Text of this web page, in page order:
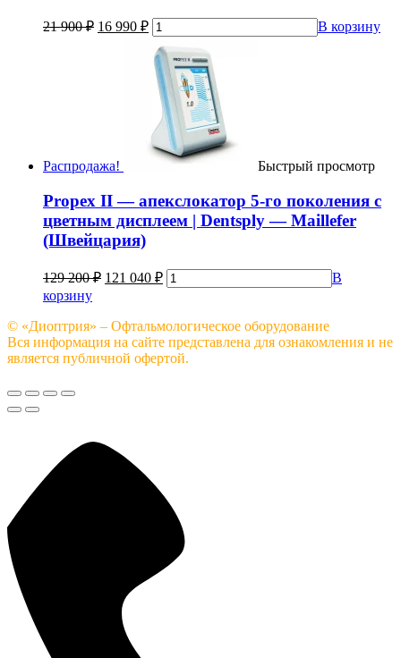
21 900₽ 16 990 ₽ В корзину
Распродажа! Быстрый просмотр
Propex II — апекслокатор 5-го поколения с
цветным дисплеем | Dentsply — Maillefer
(Швейцария)
129 200₽ 121 040 ₽
В
корзину
© «Диоптрия» – Офтальмологическое оборудование
Вся информация на сайте представлена для ознакомления и не
является публичной офертой.